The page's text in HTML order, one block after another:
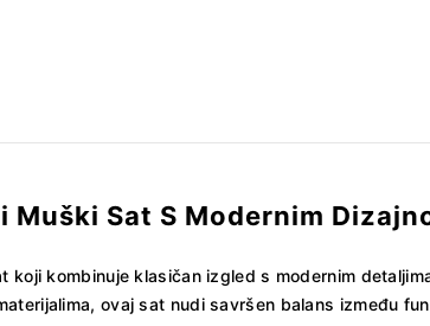
Muški Sat S Modernim
koji kombinuje klasičan izgled s modernim
ovaj sat nudi savršen balans između